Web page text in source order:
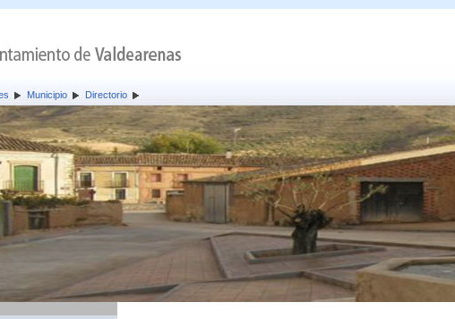
Municipio Directorio